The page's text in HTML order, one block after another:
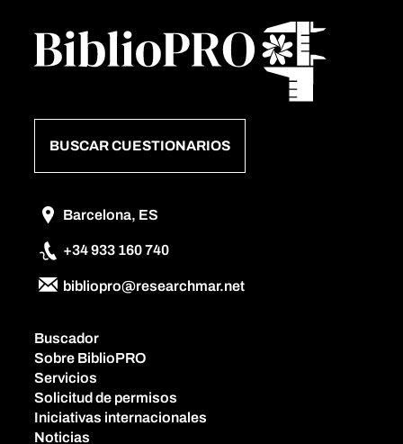
BUSCAR CUESTIONARIOS
Barcelona, ES
+34 933 160 740
bibliopro@researchmar.net
Buscador
Sobre BiblioPRO
Servicios
Solicitud de permisos
Iniciativas internacionales
Noticias